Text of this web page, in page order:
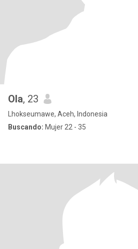
Ola, 23
Lhokseumawe, Aceh, Indonesia
Buscando: Mujer 22 - 35